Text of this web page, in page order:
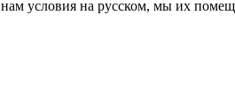
условия на русском, мы их